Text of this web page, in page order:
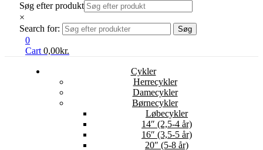
Søg efter produkt
×
Search for:
Søg
0
Cart 0,00kr.
Cykler
Herrecykler
Damecykler
Børnecykler
Løbecykler
14″ (2,5-4 år)
16″ (3,5-5 år)
20″ (5-8 år)